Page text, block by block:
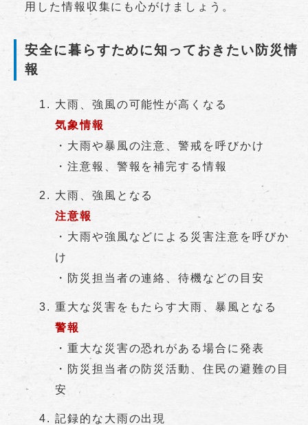
用した情報収集にも心がけましょう。
安全に暮らすために知っておきたい防災情
報
大雨、強風の可能性が高くなる
気象情報
・大雨や暴風の注意、警戒を呼びかけ
・注意報、警報を補完する情報
大雨、強風となる
注意報
・大雨や強風などによる災害注意を呼びか
け
・防災担当者の連絡、待機などの目安
重大な災害をもたらす大雨、暴風となる
警報
・重大な災害の恐れがある場合に発表
・防災担当者の防災活動、住民の避難の目
安
記録的な大雨の出現